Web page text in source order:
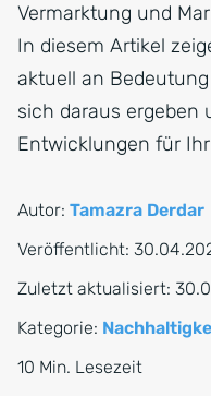
Vermarktung und
In diesem Artikel
aktuell an
sich daraus ergeben
Entwicklungen für
Autor: Tamazra Derdar
Veröffentlicht:
Zuletzt aktualisiert:
Kategorie:
10 Min. Lesezeit